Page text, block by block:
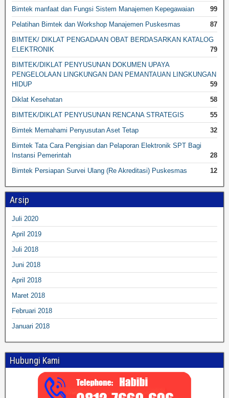
Bimtek manfaat dan Fungsi Sistem Manajemen Kepegawaian
99
Pelatihan Bimtek dan Workshop Manajemen Puskesmas
87
BIMTEK/ DIKLAT PENGADAAN OBAT BERDASARKAN KATALOG
ELEKTRONIK
79
BIMTEK/DIKLAT PENYUSUNAN DOKUMEN UPAYA
PENGELOLAAN LINGKUNGAN DAN PEMANTAUAN LINGKUNGAN
HIDUP
59
Diklat Kesehatan
58
BIMTEK/DIKLAT PENYUSUNAN RENCANA STRATEGIS
55
Bimtek Memahami Penyusutan Aset Tetap
32
Bimtek Tata Cara Pengisian dan Pelaporan Elektronik SPT Bagi
Instansi Pemerintah
28
Bimtek Persiapan Survei Ulang (Re Akreditasi) Puskesmas
12
Arsip
Juli 2020
April 2019
Juli 2018
Juni 2018
April 2018
Maret 2018
Februari 2018
Januari 2018
Hubungi Kami